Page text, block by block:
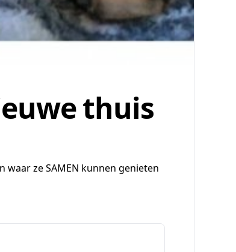
thuis
ze SAMEN kunnen genieten